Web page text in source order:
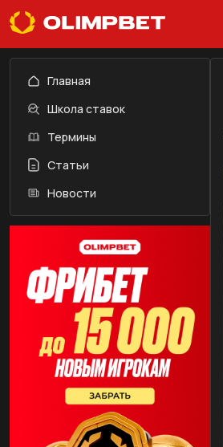
Главная
Школа ставок
Термины
Статьи
Новости